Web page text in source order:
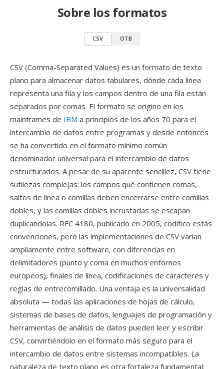
Sobre los formatos
CSV OTB
CSV (Comma-Separated Values) es un formato de texto
plano para almacenar datos tabulares, dónde cada línea
representa una fila y los campos dentro de una fila están
separados por comas. El formato se origino en los
mainframes de IBM a principios de los años 70 para el
intercambio de datos entre programas y desde entonces
se ha convertido en el formato mínimo común
denominador universal para el intercambio de datos
estructurados. A pesar de su aparente sencillez, CSV tiene
sutilezas complejas: los campos qué contienen comas,
saltos de línea o comillas deben encerrarse entre comillas
dobles, y las comillas dobles incrustadas se escapan
duplicandolas. RFC 4180, publicado en 2005, codifico estás
convenciones, pero las implementaciones de CSV varían
ampliamente entre software, con diferencias en
delimitadores (punto y coma en muchos entornos
europeos), finales de línea, codificaciones de caracteres y
reglas de entrecomillado. Una ventaja es la universalidad
absoluta — todas las aplicaciones de hojas de cálculo,
sistemas de bases de datos, lenguajes de programación y
herramientas de análisis de datos pueden leer y escribir
CSV, convirtiéndolo en el formato más seguro para el
intercambio de datos entre sistemas incompatibles. La
naturaleza de texto plano es otra fortaleza fundamental: